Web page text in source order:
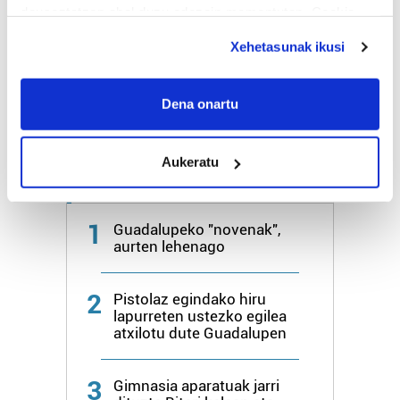
If you allow, we would also like to:
Collect information about your geographical
Identify your device by actively scanning it for
specific characteristics (fingerprinting)
and set your preferences in thedetails section
Guk eta gure bazkideek zure datu pertsonalak
prozesatzen ditugu, zure IP zenbakia, besteak beste,
teknologia erabiliz, cookieak adibidez, iragarki eta eduki
pertsonalizatuak eskaintzeko, iragarkiak eta edukia
neurtzeko, jendeari buruzko informazioa biltzeko eta
produktuak garatzeko. Zure datuak nork eta zertarako
Xehetasunak ikusi
Dena onartu
Aukeratu
18º
Hondarribia
Azken 7 egunetako irakurrienak
1
Guadalupeko "novenak",
aurten lehenago
2
Pistolaz egindako hiru
lapurreten ustezko egilea
atxilotu dute Guadalupen
3
Gimnasia aparatuak jarri